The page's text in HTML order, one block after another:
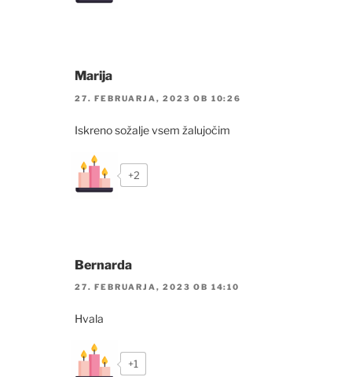
Marija
27. FEBRUARJA, 2023 OB 10:26
Iskreno sožalje vsem žalujočim
+2
Bernarda
27. FEBRUARJA, 2023 OB 14:10
Hvala
+1